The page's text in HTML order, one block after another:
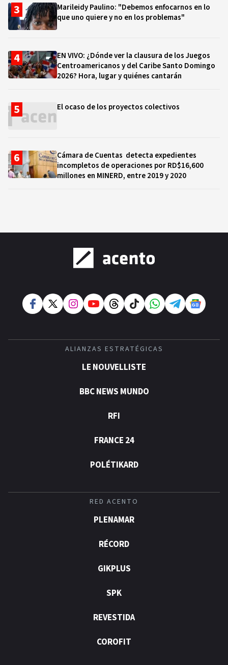
Marileidy Paulino: "Debemos enfocarnos en lo
que uno quiere y no en los problemas"
EN VIVO: ¿Dónde ver la clausura de los Juegos
Centroamericanos y del Caribe Santo Domingo
2026? Hora, lugar y quiénes cantarán
El ocaso de los proyectos colectivos
Cámara de Cuentas detecta expedientes
incompletos de operaciones por RD$16,600
millones en MINERD, entre 2019 y 2020
ALIANZAS ESTRATÉGICAS
LE NOUVELLISTE
BBC NEWS MUNDO
RFI
FRANCE 24
POLÉTIKARD
RED ACENTO
PLENAMAR
RÉCORD
GIKPLUS
SPK
REVESTIDA
COROFIT